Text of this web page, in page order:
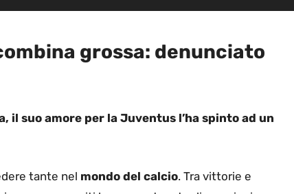
grossa: denunciato
il suo amore per la Juventus l’ha spinto ad un
tante nel mondo del calcio. Tra vittorie e